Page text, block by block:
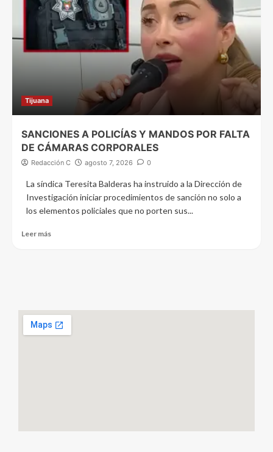
Tijuana
SANCIONES A POLICÍAS Y MANDOS POR FALTA
DE CÁMARAS CORPORALES
Redacción C agosto 7, 2026 0
La síndica Teresita Balderas ha instruido a la Dirección de
Investigación iniciar procedimientos de sanción no solo a
los elementos policiales que no porten sus...
Leer más